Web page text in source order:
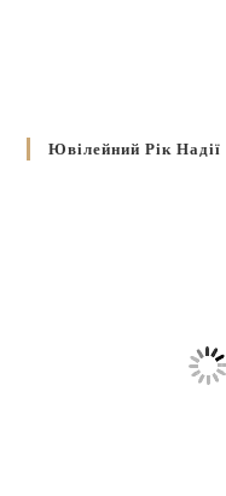
Ювілейний Рік Надії